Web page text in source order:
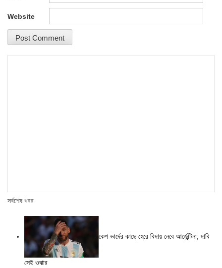
Website
সর্বশেষ খবর
কেপ ভার্দের কাছে হেরে বিদায় নেবে আর্জেন্টিনা, দাবি
সেই ওঝার